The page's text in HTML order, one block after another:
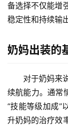
备选择不仅能增
稳定性和持续输
奶妈出装的
对于奶妈来
续航能力。通常
“技能等级加成”
升奶妈的治疗效